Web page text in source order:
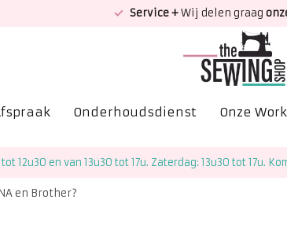
Service +Wij delen graag
Onderhoudsdienst Onze
12u30 en van 13u30 tot 17u. Zaterdag: 13u30 tot 17u.
en Brother?